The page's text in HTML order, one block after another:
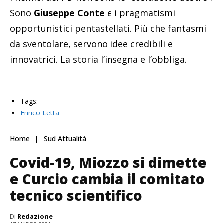
Sono Giuseppe Conte e i pragmatismi
opportunistici pentastellati. Più che fantasmi
da sventolare, servono idee credibili e
innovatrici. La storia l’insegna e l’obbliga.
Tags:
Enrico Letta
Home Sud Attualità
Covid-19, Miozzo si dimette
e Curcio cambia il comitato
tecnico scientifico
Di Redazione